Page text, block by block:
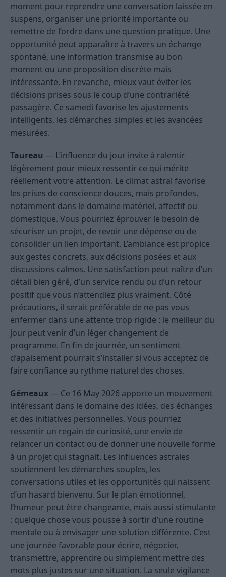
moment pour reprendre une conversation laissée en
suspens, organiser une priorité importante ou
remettre de l’ordre dans une question pratique. Une
opportunité peut apparaître à travers un échange
spontané, une information transmise au bon
moment ou une proposition discrète mais
intéressante. En revanche, mieux vaut éviter les
décisions prises sous le coup d’une contrariété
passagère. Ce samedi favorise les ajustements
intelligents, les démarches simples et les avancées
mesurées.
Taureau — L’influence du jour invite à ralentir
légèrement pour mieux ressentir ce qui mérite
réellement votre attention. Le climat astral favorise
les prises de conscience douces, mais profondes,
notamment dans le domaine matériel, affectif ou
domestique. Vous pourriez éprouver le besoin de
sécuriser un projet, de revoir une dépense ou de
consolider un lien important. L’ambiance est propice
aux gestes concrets, aux décisions posées et aux
discussions calmes. Une satisfaction peut naître d’un
détail bien géré, d’un service rendu ou d’un retour
positif que vous n’attendiez plus vraiment. Côté
précautions, il serait préférable de ne pas vous
enfermer dans une attente trop rigide : le meilleur du
jour peut venir d’un léger changement de
programme. En fin de journée, un sentiment
d’apaisement pourrait s’installer si vous acceptez de
faire confiance au rythme naturel des choses.
Gémeaux — Ce 16 May 2026 apporte un mouvement
intéressant dans le domaine des idées, des échanges
et des initiatives personnelles. Vous pourriez
ressentir un regain de curiosité, une envie de
relancer un contact ou de donner une nouvelle forme
à un projet qui stagnait. Les influences astrales
soutiennent les démarches souples, les
conversations utiles et les opportunités qui naissent
d’un hasard bienvenu. Sur le plan émotionnel,
l’humeur peut être changeante, mais aussi stimulante
: quelque chose vous pousse à sortir d’une routine
mentale ou à envisager une solution différente. C’est
une journée favorable pour écrire, négocier,
transmettre, apprendre ou simplement mettre des
mots plus justes sur une situation. La seule vigilance